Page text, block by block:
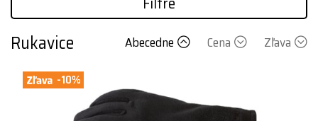
Rukavice Abecedne Cena Zľava
-10%